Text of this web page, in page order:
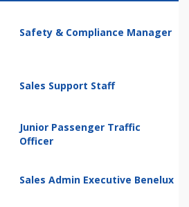
Safety & Compliance Manager
Sales Support Staff
Junior Passenger Traffic
Officer
Sales Admin Executive Benelux